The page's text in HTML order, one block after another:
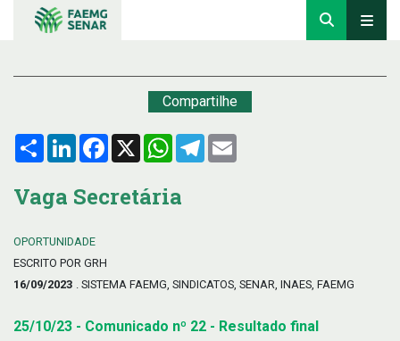
Compartilhe
Compartilhar
LinkedInFacebook
X WhatsApp
Telegram
Vaga Secretária
OPORTUNIDADE
ESCRITO POR GRH
16/09/2023 . SISTEMA FAEMG, SINDICATOS, SENAR, INAES, FAEMG
25/10/23 - Comunicado nº 22 - Resultado final